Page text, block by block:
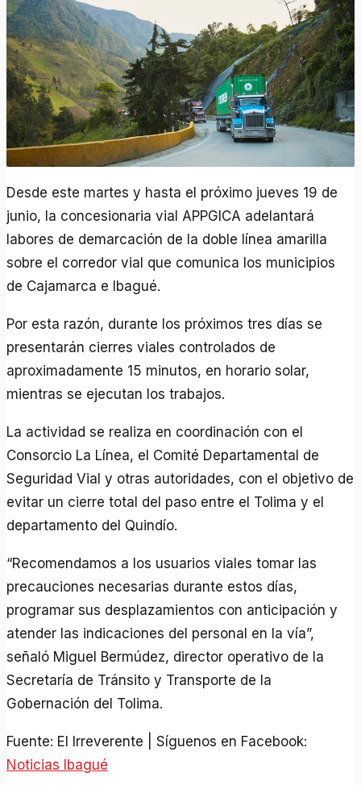
Desde este martes y hasta el próximo jueves 19 de
junio, la concesionaria vial APPGICA adelantará
labores de demarcación de la doble línea amarilla
sobre el corredor vial que comunica los municipios
de Cajamarca e Ibagué.
Por esta razón, durante los próximos tres días se
presentarán cierres viales controlados de
aproximadamente 15 minutos, en horario solar,
mientras se ejecutan los trabajos.
La actividad se realiza en coordinación con el
Consorcio La Línea, el Comité Departamental de
Seguridad Vial y otras autoridades, con el objetivo de
evitar un cierre total del paso entre el Tolima y el
departamento del Quindío.
“Recomendamos a los usuarios viales tomar las
precauciones necesarias durante estos días,
programar sus desplazamientos con anticipación y
atender las indicaciones del personal en la vía”,
señaló Miguel Bermúdez, director operativo de la
Secretaría de Tránsito y Transporte de la
Gobernación del Tolima.
Fuente: El Irreverente | Síguenos en Facebook:
Noticias Ibagué